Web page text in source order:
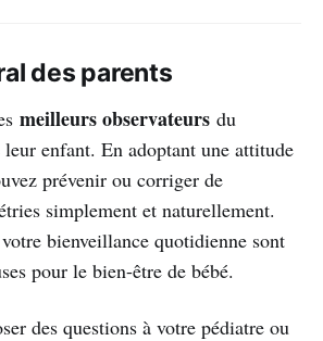
des parents
meilleurs observateurs du
enfant. En adoptant une attitude
prévenir ou corriger de
simplement et naturellement.
bienveillance quotidienne sont
pour le bien-être de bébé.
des questions à votre pédiatre ou